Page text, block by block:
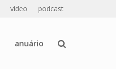
vídeo podcast
anuário